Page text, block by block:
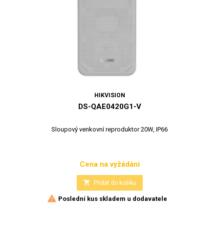
HIKVISION
DS-QAE0420G1-V
Sloupový venkovní reproduktor 20W, IP66
Cena
Cena na vyžádání
 Přidat do košíku
 Poslední kus skladem u dodavatele